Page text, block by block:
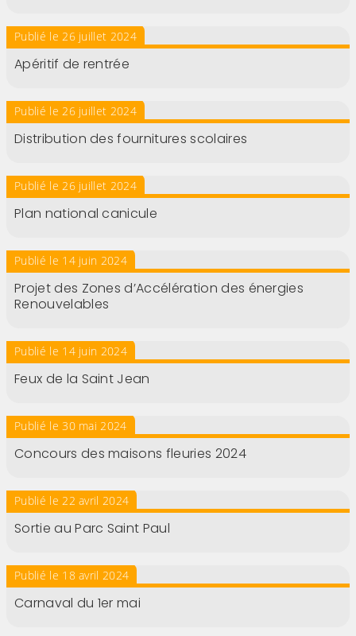
Publié le 26 juillet 2024
Apéritif de rentrée
Publié le 26 juillet 2024
Distribution des fournitures scolaires
Publié le 26 juillet 2024
Plan national canicule
Publié le 14 juin 2024
Projet des Zones d’Accélération des énergies
Renouvelables
Publié le 14 juin 2024
Feux de la Saint Jean
Publié le 30 mai 2024
Concours des maisons fleuries 2024
Publié le 22 avril 2024
Sortie au Parc Saint Paul
Publié le 18 avril 2024
Carnaval du 1er mai